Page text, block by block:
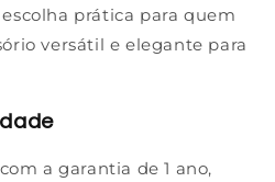
prática para quem
versátil e elegante para
a garantia de 1 ano,